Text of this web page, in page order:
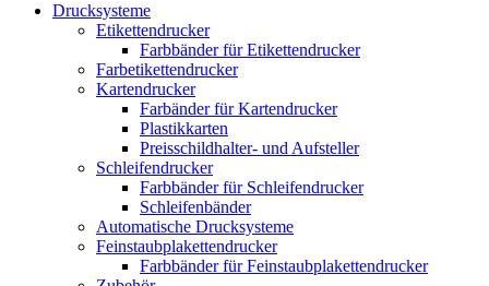
Drucksysteme
Etikettendrucker
Farbbänder für Etikettendrucker
Farbetikettendrucker
Kartendrucker
Farbänder für Kartendrucker
Plastikkarten
Preisschildhalter- und Aufsteller
Schleifendrucker
Farbbänder für Schleifendrucker
Schleifenbänder
Automatische Drucksysteme
Feinstaubplakettendrucker
Farbbänder für Feinstaubplakettendrucker